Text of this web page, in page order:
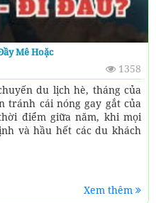
Mê Hoặc
1358
du lịch hè, tháng của
tránh cái nóng gay gắt của
điểm giữa năm, khi mọi
và hầu hết các du khách
Xem thêm